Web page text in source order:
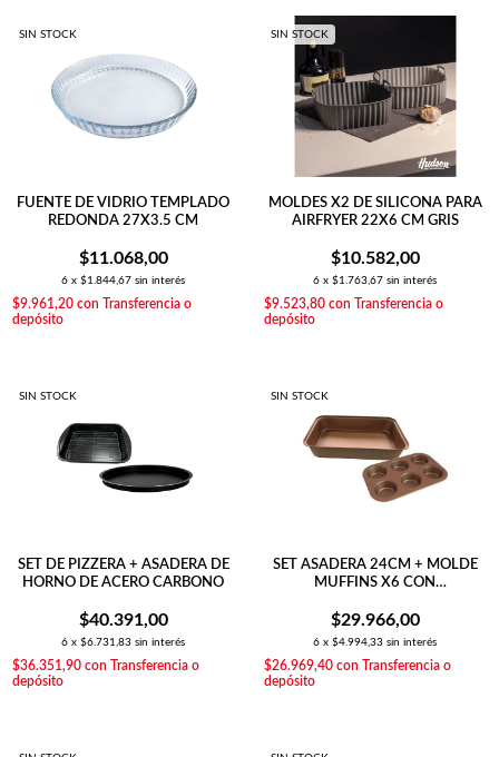
SIN STOCK
FUENTE DE VIDRIO TEMPLADO
REDONDA 27X3.5 CM
$11.068,00
6 x$1.844,67 sin interés
$9.961,20con Transferencia o
depósito
SIN STOCK
MOLDES X2 DE SILICONA PARA
AIRFRYER 22X6 CM GRIS
$10.582,00
6 x$1.763,67 sin interés
$9.523,80con Transferencia o
depósito
SIN STOCK
SET DE PIZZERA + ASADERA DE
HORNO DE ACERO CARBONO
$40.391,00
6 x$6.731,83 sin interés
$36.351,90con Transferencia o
depósito
SIN STOCK
SET ASADERA 24CM + MOLDE
MUFFINS X6 CON
$29.966,00
6 x$4.994,33 sin interés
$26.969,40con Transferencia o
depósito